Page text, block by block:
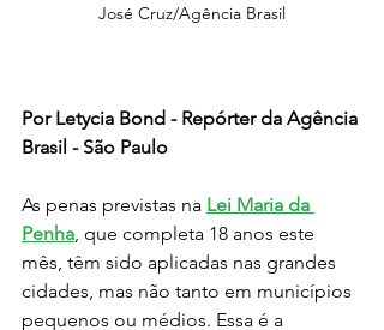
José Cruz/Agência Brasil
Por Letycia Bond - Repórter da Agência
Brasil - São Paulo
As penas previstas na Lei Maria da
Penha, que completa 18 anos este
mês, têm sido aplicadas nas grandes
cidades, mas não tanto em municípios
pequenos ou médios. Essa é a